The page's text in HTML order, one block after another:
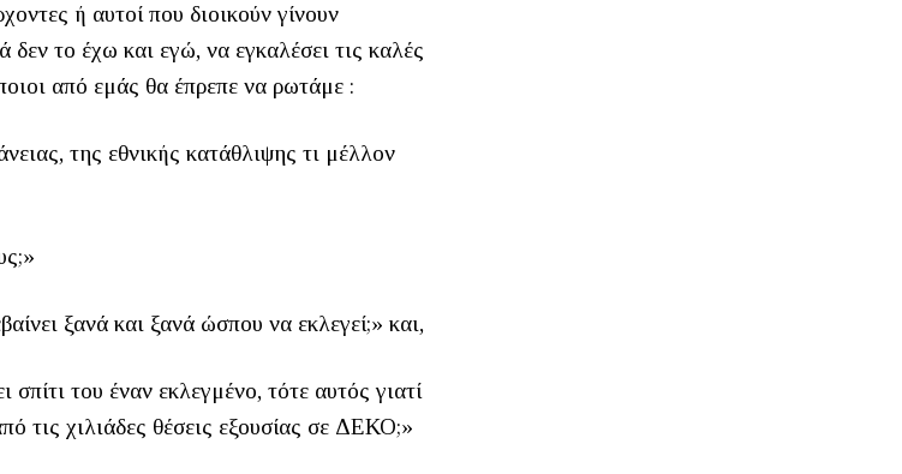
ή αυτοί που διοικούν γίνουν
το έχω και εγώ, να εγκαλέσει τις καλές
από εμάς θα έπρεπε να ρωτάμε :
της εθνικής κατάθλιψης τι μέλλον
ξανά και ξανά ώσπου να εκλεγεί;» και,
του έναν εκλεγμένο, τότε αυτός γιατί
τις χιλιάδες θέσεις εξουσίας σε ΔΕΚΟ;»